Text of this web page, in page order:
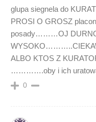
glupa siegnela do
PROSI O GROSZ
posady………OJ
ALBO KTOS Z
………….oby i ich
0